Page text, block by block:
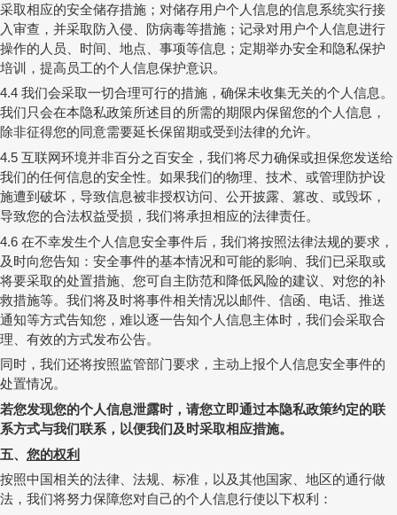
采取相应的安全储存措施；对储存用户个人信息的信息系统实行接
入审查，并采取防入侵、防病毒等措施；记录对用户个人信息进行
操作的人员、时间、地点、事项等信息；定期举办安全和隐私保护
培训，提高员工的个人信息保护意识。
4.4 我们会采取一切合理可行的措施，确保未收集无关的个人信息。
我们只会在本隐私政策所述目的所需的期限内保留您的个人信息，
除非征得您的同意需要延长保留期或受到法律的允许。
4.5 互联网环境并非百分之百安全，我们将尽力确保或担保您发送给
我们的任何信息的安全性。如果我们的物理、技术、或管理防护设
施遭到破坏，导致信息被非授权访问、公开披露、篡改、或毁坏，
导致您的合法权益受损，我们将承担相应的法律责任。
4.6 在不幸发生个人信息安全事件后，我们将按照法律法规的要求，
及时向您告知：安全事件的基本情况和可能的影响、我们已采取或
将要采取的处置措施、您可自主防范和降低风险的建议、对您的补
救措施等。我们将及时将事件相关情况以邮件、信函、电话、推送
通知等方式告知您，难以逐一告知个人信息主体时，我们会采取合
理、有效的方式发布公告。
同时，我们还将按照监管部门要求，主动上报个人信息安全事件的
处置情况。
若您发现您的个人信息泄露时，请您立即通过本隐私政策约定的联
系方式与我们联系，以便我们及时采取相应措施。
五、 您的权利
按照中国相关的法律、法规、标准，以及其他国家、地区的通行做
法，我们将努力保障您对自己的个人信息行使以下权利：